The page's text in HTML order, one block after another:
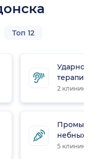
Топ 12
Ударно-
терапия
2 клиники
небных
5 клиник